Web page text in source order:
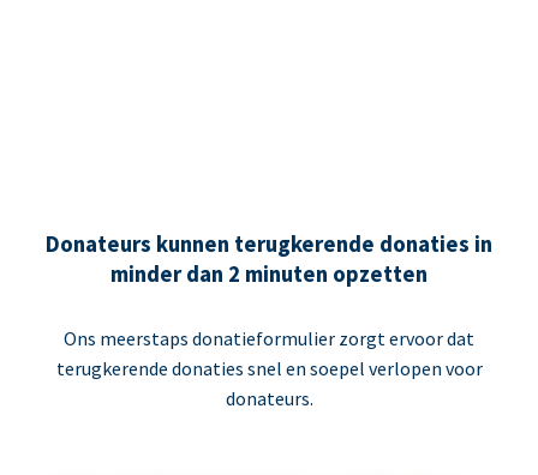
Donateurs kunnen terugkerende donaties in
minder dan 2 minuten opzetten
Ons meerstaps donatieformulier zorgt ervoor dat
terugkerende donaties snel en soepel verlopen voor
donateurs.